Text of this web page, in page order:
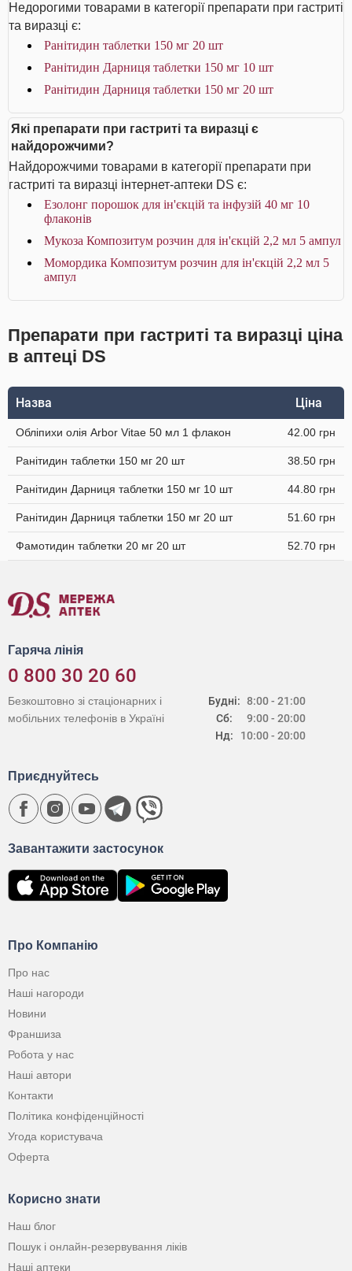
Недорогими товарами в категорії препарати при гастриті
та виразці є:
Ранітидин таблетки 150 мг 20 шт
Ранітидин Дарниця таблетки 150 мг 10 шт
Ранітидин Дарниця таблетки 150 мг 20 шт
Які препарати при гастриті та виразці є
найдорожчими?
Найдорожчими товарами в категорії препарати при
гастриті та виразці інтернет-аптеки DS є:
Езолонг порошок для ін'єкцій та інфузій 40 мг 10
флаконів
Мукоза Композитум розчин для ін'єкцій 2,2 мл 5 ампул
Момордика Композитум розчин для ін'єкцій 2,2 мл 5
ампул
Препарати при гастриті та виразці ціна
в аптеці DS
Назва Ціна
Обліпихи олія Arbor Vitae 50 мл 1 флакон 42.00 грн
Ранітидин таблетки 150 мг 20 шт 38.50 грн
Ранітидин Дарниця таблетки 150 мг 10 шт 44.80 грн
Ранітидин Дарниця таблетки 150 мг 20 шт 51.60 грн
Фамотидин таблетки 20 мг 20 шт 52.70 грн
Гаряча лінія
0 800 30 20 60
Будні:
Сб:
Нд:
8:00 - 21:00
9:00 - 20:00
10:00 - 20:00
Безкоштовно зі стаціонарних і
мобільних телефонів в Україні
Про Компанію
Про нас
Наші нагороди
Новини
Франшиза
Робота у нас
Наші автори
Контакти
Політика конфіденційності
Угода користувача
Оферта
Корисно знати
Наш блог
Пошук і онлайн-резервування ліків
Наші аптеки
Завантажити застосунок
Приєднуйтесь